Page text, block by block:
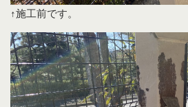
↑施工前です。